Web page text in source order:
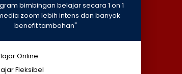
bimbingan belajar secara 1 on 1
zoom lebih intens dan banyak
benefit tambahan"
Online
Fleksibel